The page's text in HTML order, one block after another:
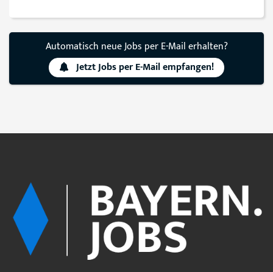
Automatisch neue Jobs per E-Mail erhalten?
Jetzt Jobs per E-Mail empfangen!